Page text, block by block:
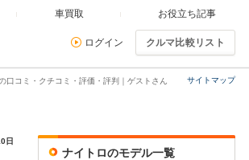
車買取 お役立ち記事
ログイン クルマ比較リスト
サイトマップ
口コミ・クチコミ・評価・評判｜ゲストさん
日
ナイトロのモデル一覧